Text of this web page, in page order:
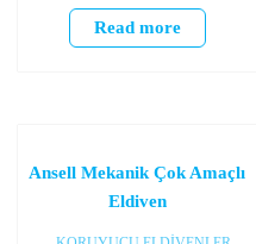
Read more
Ansell Mekanik Çok Amaçlı
Eldiven